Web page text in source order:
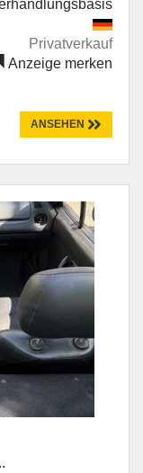
Privatverkauf
Anzeige merken
ANSEHEN